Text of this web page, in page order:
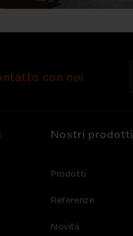
con noi
Nostri prodotti
Prodotti
Referenze
Novità